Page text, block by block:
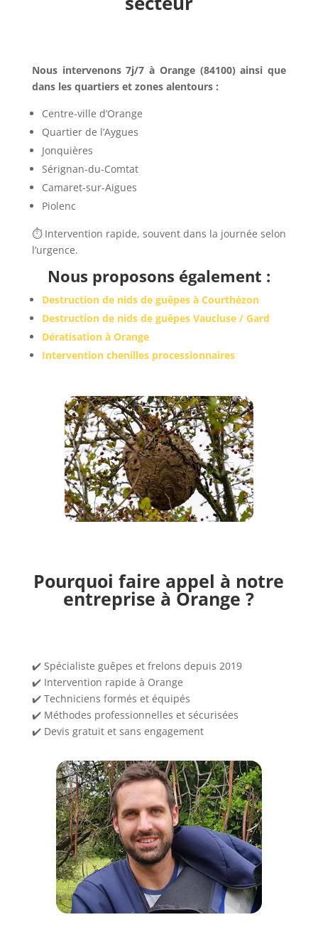
Nous intervenons 7j/7 à Orange (84100) ainsi que
dans les quartiers et zones alentours :
Centre-ville d’Orange
Quartier de l’Aygues
Jonquières
Sérignan-du-Comtat
Camaret-sur-Aigues
Piolenc
⏱️ Intervention rapide, souvent dans la journée selon
l’urgence.
Nous proposons également :
Destruction de nids de guêpes à Courthézon
Destruction de nids de guêpes Vaucluse / Gard
Dératisation à Orange
Intervention chenilles processionnaires
Pourquoi faire appel à notre
entreprise à Orange ?
✔️ Spécialiste guêpes et frelons depuis 2019
✔️ Intervention rapide à Orange
✔️ Techniciens formés et équipés
✔️ Méthodes professionnelles et sécurisées
✔️ Devis gratuit et sans engagement